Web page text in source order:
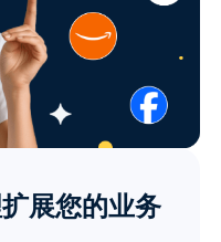
展您的业务